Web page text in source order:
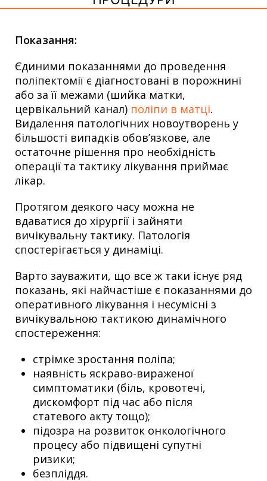
Показання:
Єдиними показаннями до проведення
поліпектомії є діагностовані в порожнині
або за її межами (шийка матки,
цервікальний канал) поліпи в матці.
Видалення патологічних новоутворень у
більшості випадків обов’язкове, але
остаточне рішення про необхідність
операції та тактику лікування приймає
лікар.
Протягом деякого часу можна не
вдаватися до хірургії і зайняти
вичікувальну тактику. Патологія
спостерігається у динаміці.
Варто зауважити, що все ж таки існує ряд
показань, які найчастіше є показаннями до
оперативного лікування і несумісні з
вичікувальною тактикою динамічного
спостереження:
стрімке зростання поліпа;
наявність яскраво-вираженої
симптоматики (біль, кровотечі,
дискомфорт під час або після
статевого акту тощо);
підозра на розвиток онкологічного
процесу або підвищені супутні
ризики;
безпліддя.